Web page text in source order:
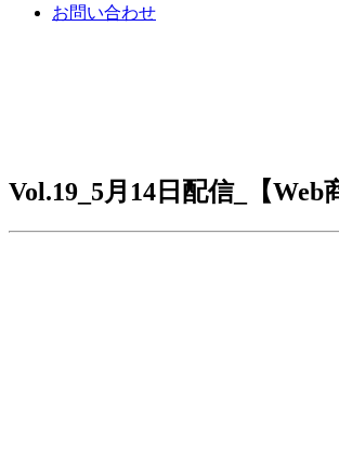
お問い合わせ
Vol.19_5月14日配信_【